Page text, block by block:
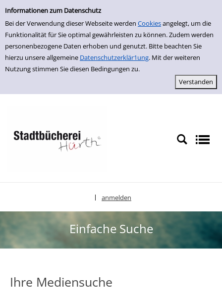
Einfache Suche
Informationen zum Datenschutz
Bei der Verwendung dieser Webseite werden Cookiesangelegt, um die
Funktionalität für Sie optimal gewährleisten zu können. Zudem werden
personenbezogene Daten erhoben und genutzt. Bitte beachten Sie
hierzu unsere allgemeine Datenschutzerklär1ung. Mit der weiteren
Nutzung stimmen Sie diesen Bedingungen zu.
zur Navigation springen
zum Inhalt springen
Zu den Suchfiltern springen
Zur Trefferliste springen
anmelden
Einfache Suche
Ihre Mediensuche